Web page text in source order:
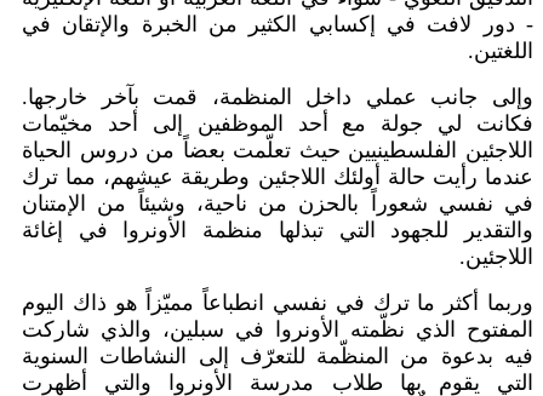
- دور لافت في إكسابي الكثير من الخبرة والإتقان في
اللغتين.
وإلى جانب عملي داخل المنظمة، قمت بآخر خارجها.
فكانت لي جولة مع أحد الموظفين إلى أحد مخيّمات
اللاجئين الفلسطينيين حيث تعلّمت بعضاً من دروس الحياة
عندما رأيت حالة أولئك اللاجئين وطريقة عيشهم، مما ترك
في نفسي شعوراً بالحزن من ناحية، وشيئاً من الإمتنان
والتقدير للجهود التي تبذلها منظمة الأونروا في إغائة
اللاجئين.
وربما أكثر ما ترك في نفسي انطباعاً مميّزاً هو ذاك اليوم
المفتوح الذي نظّمته الأونروا في سبلين، والذي شاركت
فيه بدعوة من المنظّمة للتعرّف إلى النشاطات السنوية
التي يقوم بها طلاب مدرسة الأونروا والتي أظهرت